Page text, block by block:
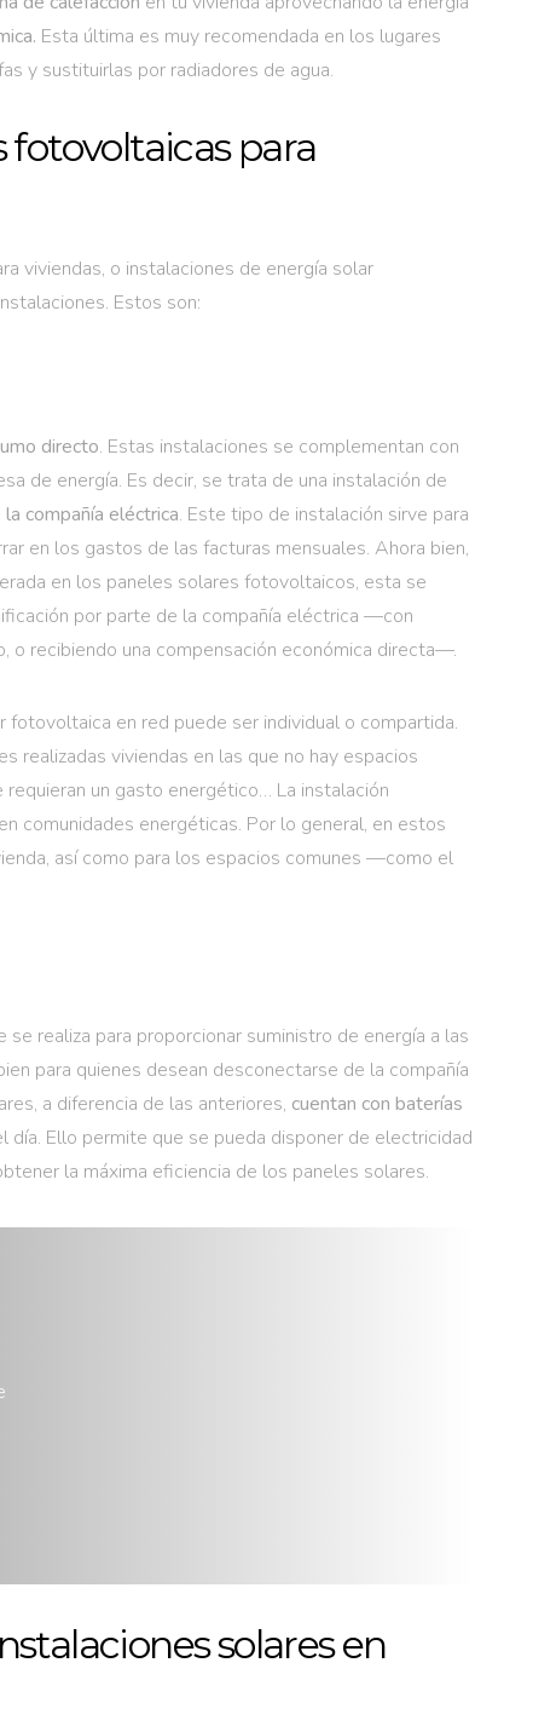
Esta última es muy recomendada en los lugares
y sustituirlas por radiadores de agua.
fotovoltaicas para
viviendas, o instalaciones de energía solar
Estos son:
directo. Estas instalaciones se complementan con
de energía. Es decir, se trata de una instalación de
compañía eléctrica. Este tipo de instalación sirve para
en los gastos de las facturas mensuales. Ahora bien,
en los paneles solares fotovoltaicos, esta se
por parte de la compañía eléctrica —con
o recibiendo una compensación económica directa—.
en red puede ser individual o compartida.
realizadas viviendas en las que no hay espacios
un gasto energético… La instalación
comunidades energéticas. Por lo general, en estos
así como para los espacios comunes —como el
realiza para proporcionar suministro de energía a las
para quienes desean desconectarse de la compañía
a diferencia de las anteriores, cuentan con baterías
día. Ello permite que se pueda disponer de electricidad
la máxima eficiencia de los paneles solares.
solares en